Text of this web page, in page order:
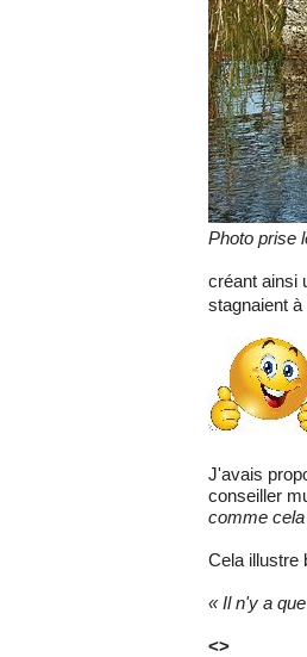
Photo prise
créant ainsi
stagnaient
J'avais
conseiller
comme
Cela illustre
« Il n'y a
<>